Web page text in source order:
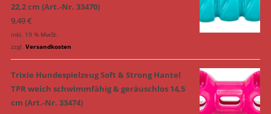
22,2 cm (Art.-Nr. 33470)
9,49€
inkl. 19 % MwSt.
zzgl. Versandkosten
Trixie Hundespielzeug Soft & Strong Hantel
TPR weich schwimmfähig & geräuschlos 14,5
cm (Art.-Nr. 33474)